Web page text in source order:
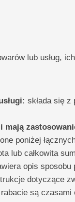
lub usług,
składa się z
mają
poniżej
lub całkowita
opis sposobu
dotyczące
są